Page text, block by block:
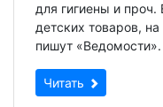
для гигиены и
детских товаров,
пишут
Читать